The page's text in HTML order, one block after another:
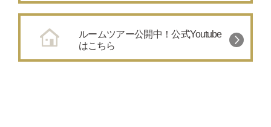
ルームツアー公開中！公式Youtube
はこちら